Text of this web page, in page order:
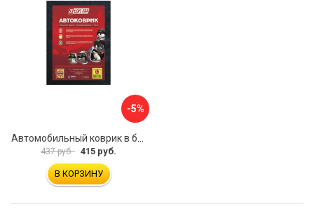
-5%
437 руб. 415 руб.
В КОРЗИНУ